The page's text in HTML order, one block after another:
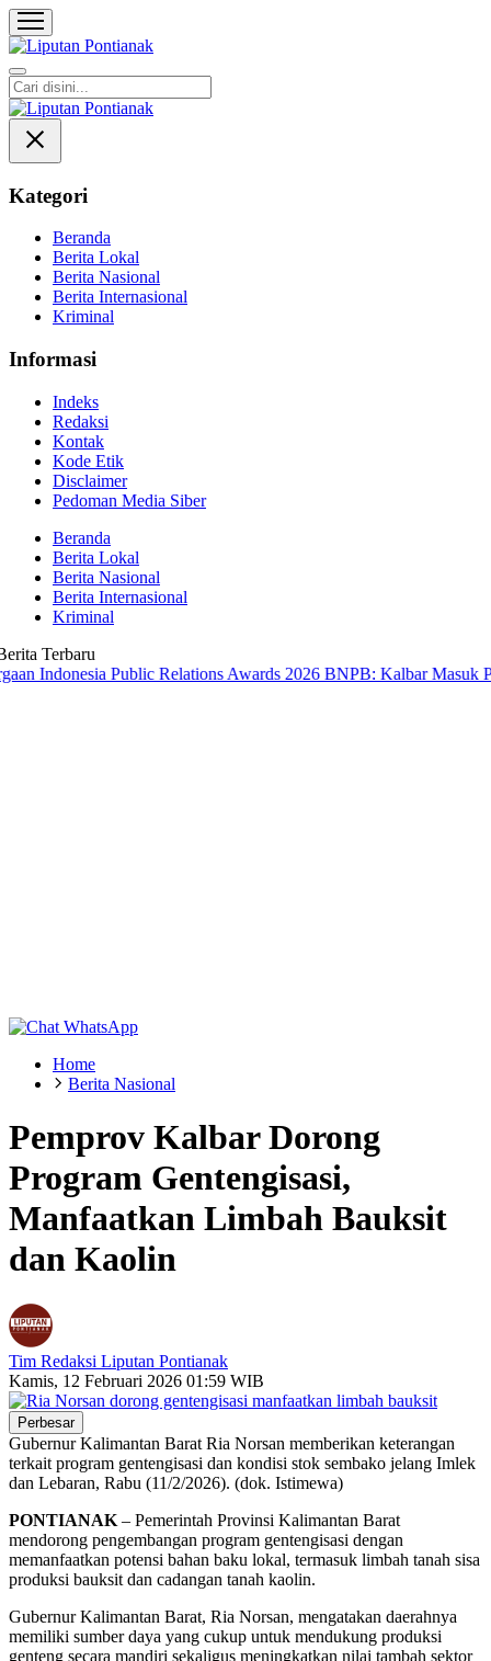
Liputan Pontianak
Berita Terkini dan TerUpdate
Kategori
Beranda
Berita Lokal
Berita Nasional
Berita Internasional
Kriminal
Informasi
Indeks
Redaksi
Kontak
Kode Etik
Disclaimer
Pedoman Media Siber
Beranda
Berita Lokal
Berita Nasional
Berita Internasional
Kriminal
Terbaru
Public Relations Awards 2026 BNPB: Kalbar Masuk Prioritas
Home
Berita Nasional
Pemprov Kalbar Dorong
Program Gentengisasi,
Manfaatkan Limbah Bauksit
dan Kaolin
Tim Redaksi Liputan Pontianak
Kamis, 12 Februari 2026 01:59 WIB
Perbesar
Gubernur Kalimantan Barat Ria Norsan memberikan keterangan
terkait program gentengisasi dan kondisi stok sembako jelang Imlek
dan Lebaran, Rabu (11/2/2026). (dok. Istimewa)
PONTIANAK – Pemerintah Provinsi Kalimantan Barat
mendorong pengembangan program gentengisasi dengan
memanfaatkan potensi bahan baku lokal, termasuk limbah tanah sisa
produksi bauksit dan cadangan tanah kaolin.
Gubernur Kalimantan Barat, Ria Norsan, mengatakan daerahnya
memiliki sumber daya yang cukup untuk mendukung produksi
genteng secara mandiri sekaligus meningkatkan nilai tambah sektor